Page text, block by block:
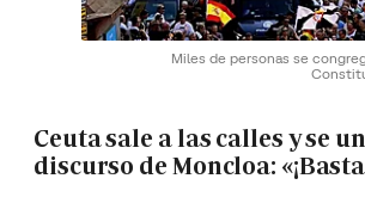
Miles de personas se
Ceuta sale a las calles y se
discurso de Moncloa: